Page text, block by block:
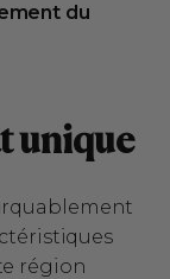
du
unique
région